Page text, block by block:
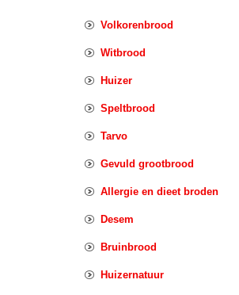
Volkorenbrood
Witbrood
Huizer
Speltbrood
Tarvo
Gevuld grootbrood
Allergie en dieet broden
Desem
Bruinbrood
Huizernatuur